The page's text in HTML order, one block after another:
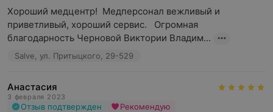
Хороший медцентр!  Медперсонал вежливый и
приветливый, хороший сервис.   Огромная
благодарность Черновой Виктории Владим...
Salve, ул. Притыцкого, 29-529
Анастасия
3 февраля 2023
Отзыв подтвержден Рекомендую